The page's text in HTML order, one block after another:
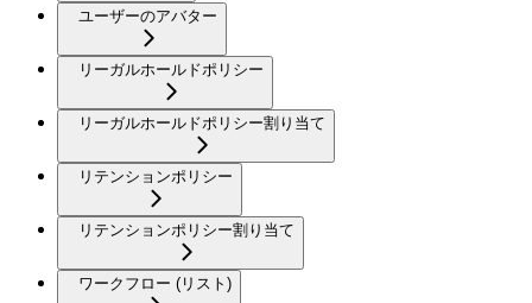
ユーザーのアバター
リーガルホールドポリシー
リーガルホールドポリシー割り当て
リテンションポリシー
リテンションポリシー割り当て
ワークフロー (リスト)